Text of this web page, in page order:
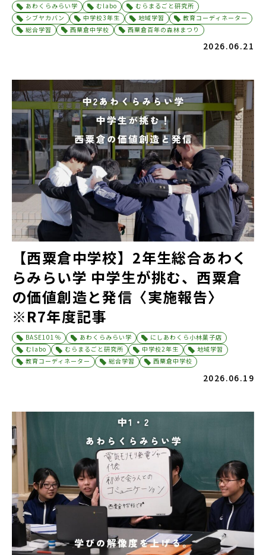
あわくらみらい学 むlabo
むらまるごと研究所
シブヤカバン
中学校3年生 地域学習
教育コーディネーター
総合学習
西粟倉中学校 西粟倉百年の森林まつり
2026.06.21
【西粟倉中学校】2年生総合あわく
らみらい学 中学生が挑む、西粟倉
の価値創造と発信〈実施報告〉
※R7年度記事
BASE101％ あわくらみらい学
にしあわくら小林菓子店
むlabo
むらまるごと研究所 中学校2年生
地域学習
教育コーディネーター
総合学習 西粟倉中学校
2026.06.19